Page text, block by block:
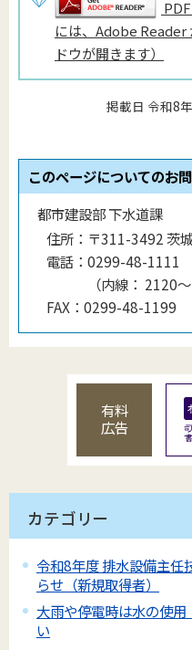
には、Adobe Reader
ドウが開きます）
掲載日 令和8
このページについてのお
都市建設部 下水道課
住所： 〒311-3492 茨
電話： 0299-48-1111
（内線 ： 2120
FAX： 0299-48-1199
有料
広告
カテゴリー
令和8年度 排水設備主任
らせ（新規取得者）
大雨や停電時は水の使
い